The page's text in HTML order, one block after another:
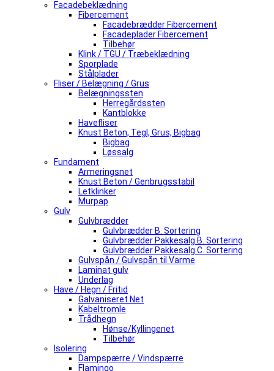
Facadebeklædning
Fibercement
Facadebrædder Fibercement
Facadeplader Fibercement
Tilbehør
Klink / TGU / Træbeklædning
Sporplade
Stålplader
Fliser / Belægning / Grus
Belægningssten
Herregårdssten
Kantblokke
Havefliser
Knust Beton, Tegl, Grus, Bigbag
Bigbag
Løssalg
Fundament
Armeringsnet
Knust Beton / Genbrugsstabil
Letklinker
Murpap
Gulv
Gulvbrædder
Gulvbrædder B. Sortering
Gulvbrædder Pakkesalg B. Sortering
Gulvbrædder Pakkesalg C. Sortering
Gulvspån / Gulvspån til Varme
Laminat gulv
Underlag
Have / Hegn / Fritid
Galvaniseret Net
Kabeltromle
Trådhegn
Hønse/Kyllingenet
Tilbehør
Isolering
Dampspærre / Vindspærre
Flamingo